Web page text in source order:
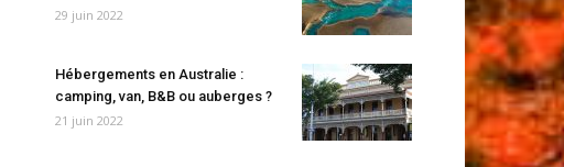
29 juin 2022
Hébergements en Australie :
camping, van, B&B ou auberges ?
21 juin 2022